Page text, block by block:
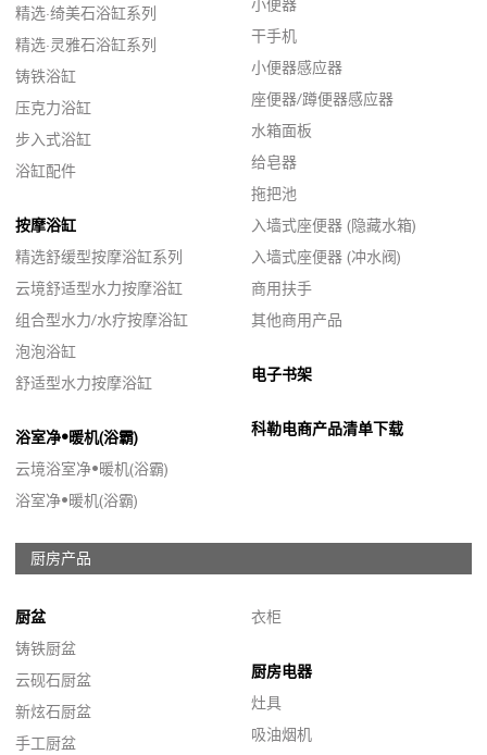
精选·绮美石浴缸系列
精选·灵雅石浴缸系列
铸铁浴缸
压克力浴缸
步入式浴缸
浴缸配件
按摩浴缸
精选舒缓型按摩浴缸系列
云境舒适型水力按摩浴缸
组合型水力/水疗按摩浴缸
泡泡浴缸
舒适型水力按摩浴缸
浴室净•暖机(浴霸)
云境浴室净•暖机(浴霸)
浴室净•暖机(浴霸)
小便器
干手机
小便器感应器
座便器/蹲便器感应器
水箱面板
给皂器
拖把池
入墙式座便器 (隐藏水箱)
入墙式座便器 (冲水阀)
商用扶手
其他商用产品
电子书架
科勒电商产品清单下载
厨房产品
厨盆
铸铁厨盆
云砚石厨盆
新炫石厨盆
手工厨盆
衣柜
厨房电器
灶具
吸油烟机